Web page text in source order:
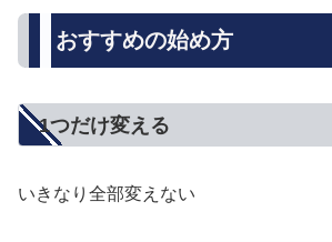
おすすめの始め方
1つだけ変える
いきなり全部変えない